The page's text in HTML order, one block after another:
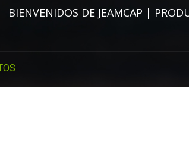
BIENVENIDOS DE JEAMCAP |